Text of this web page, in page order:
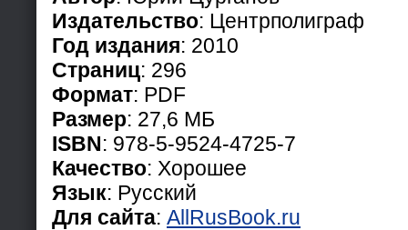
Издательство: Центрполиграф
Год издания: 2010
Страниц: 296
Формат: PDF
Размер: 27,6 МБ
ISBN: 978-5-9524-4725-7
Качество: Хорошее
Язык: Русский
Для сайта: AllRusBook.ru